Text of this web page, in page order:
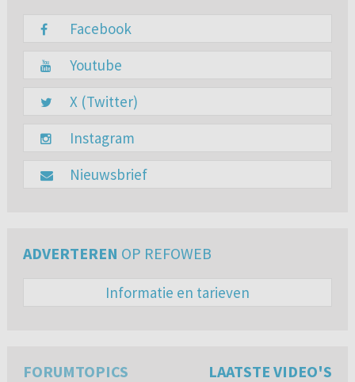
Facebook
Youtube
X (Twitter)
Instagram
Nieuwsbrief
ADVERTEREN OP REFOWEB
Informatie en tarieven
FORUMTOPICS LAATSTE VIDEO'S